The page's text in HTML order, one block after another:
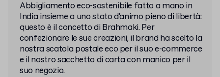
Abbigliamento eco-sostenibile fatto a mano in
India insieme a uno stato d'animo pieno di libertà:
questo è il concetto di Brahmaki. Per
confezionare le sue creazioni, il brand ha scelto la
nostra scatola postale eco per il suo e-commerce
e il nostro sacchetto di carta con manico per il
suo negozio.